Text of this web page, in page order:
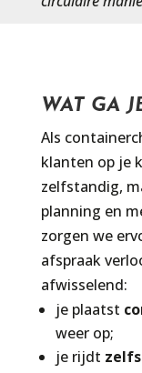
WAT GA
Als
klanten op je
zelfstandig,
planning en
zorgen we
afspraak
afwisselend:
je plaatst
weer op;
je rijdt